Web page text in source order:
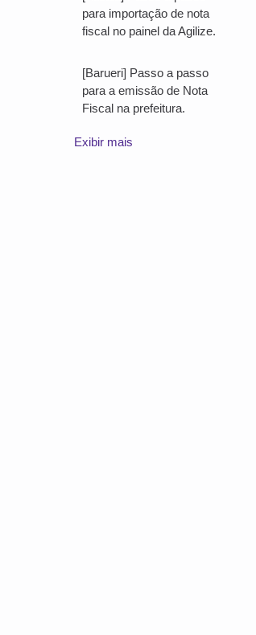
para importação de nota
fiscal no painel da Agilize.
[Barueri] Passo a passo
para a emissão de Nota
Fiscal na prefeitura.
Exibir mais